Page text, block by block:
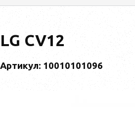
LG CV12
Артикул: 10010101096